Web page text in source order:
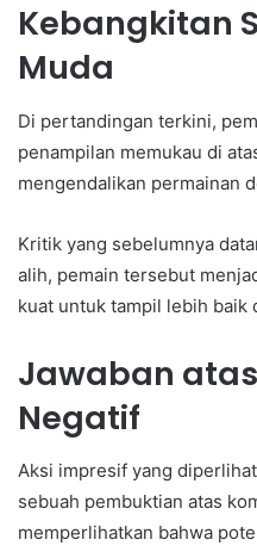
Kebangkitan
Muda
Di pertandingan terkini,
penampilan memukau di
mengendalikan permainan
Kritik yang sebelumnya
alih, pemain tersebut
kuat untuk tampil lebih baik
Jawaban
Negatif
Aksi impresif yang
sebuah pembuktian atas
memperlihatkan bahwa